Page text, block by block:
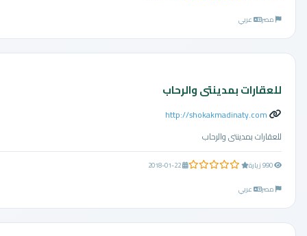
مصر
عربي
للعقارات بمدينتى والرحاب
http://shokakmadinaty.com
للعقارات بمدينتى والرحاب
0.0 من 5 نجوم
2018-01-22
مصر
عربي